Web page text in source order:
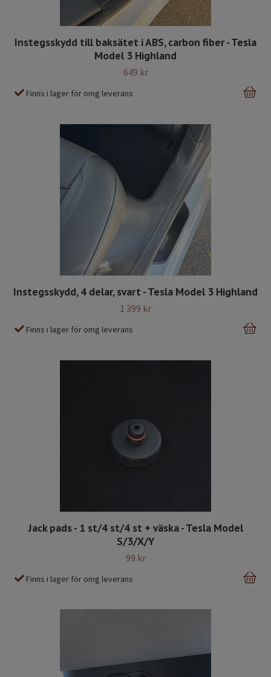
Instegsskydd till baksätet i ABS, carbon fiber - Tesla
Model 3 Highland
649 kr
Finns i lager för omg leverans
Instegsskydd, 4 delar, svart - Tesla Model 3 Highland
1 399 kr
Finns i lager för omg leverans
Jack pads - 1 st/4 st/4 st + väska - Tesla Model
S/3/X/Y
99 kr
Finns i lager för omg leverans